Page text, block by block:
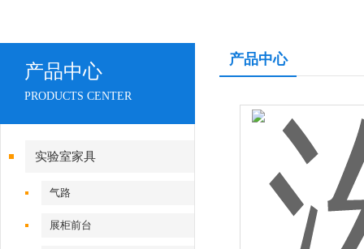
产品中心
PRODUCTS CENTER
实验室家具
气路
展柜前台
产品中心